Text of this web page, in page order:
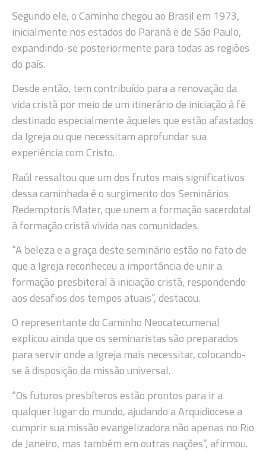
Segundo ele, o Caminho chegou ao Brasil em 1973,
inicialmente nos estados do Paraná e de São Paulo,
expandindo-se posteriormente para todas as regiões
do país.
Desde então, tem contribuído para a renovação da
vida cristã por meio de um itinerário de iniciação à fé
destinado especialmente àqueles que estão afastados
da Igreja ou que necessitam aprofundar sua
experiência com Cristo.
Raúl ressaltou que um dos frutos mais significativos
dessa caminhada é o surgimento dos Seminários
Redemptoris Mater, que unem a formação sacerdotal
à formação cristã vivida nas comunidades.
“A beleza e a graça deste seminário estão no fato de
que a Igreja reconheceu a importância de unir a
formação presbiteral à iniciação cristã, respondendo
aos desafios dos tempos atuais”, destacou.
O representante do Caminho Neocatecumenal
explicou ainda que os seminaristas são preparados
para servir onde a Igreja mais necessitar, colocando-
se à disposição da missão universal.
“Os futuros presbíteros estão prontos para ir a
qualquer lugar do mundo, ajudando a Arquidiocese a
cumprir sua missão evangelizadora não apenas no Rio
de Janeiro, mas também em outras nações”, afirmou.